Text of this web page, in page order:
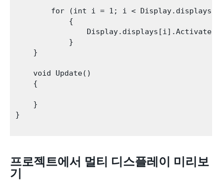
for (int i = 1; i <
            {
            }
    }
    void Update()
    {
    }
}
프로젝트에서 멀티 디스플레이 미리보
기